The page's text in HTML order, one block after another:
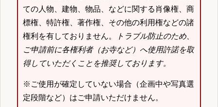
ての人物、建物、物品、などに関する肖像権、商
標権、特許権、著作権、その他の利用権などの諸
権利を有しておりません。
トラブル防止のため、
ご申請前に各権利者（お寺など）へ使用許諾を取
得していただくことを推奨しております。
※ご使用が確定していない場合（企画中や写真選
定段階など）はご申請いただけません。